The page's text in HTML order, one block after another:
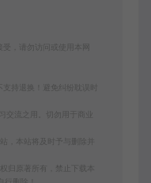
受，请勿访问或使用本网
持退换！避免纠纷耽误时
交流之用。切勿用于商业
，本站将及时予与删除并
归原著所有，禁止下载本